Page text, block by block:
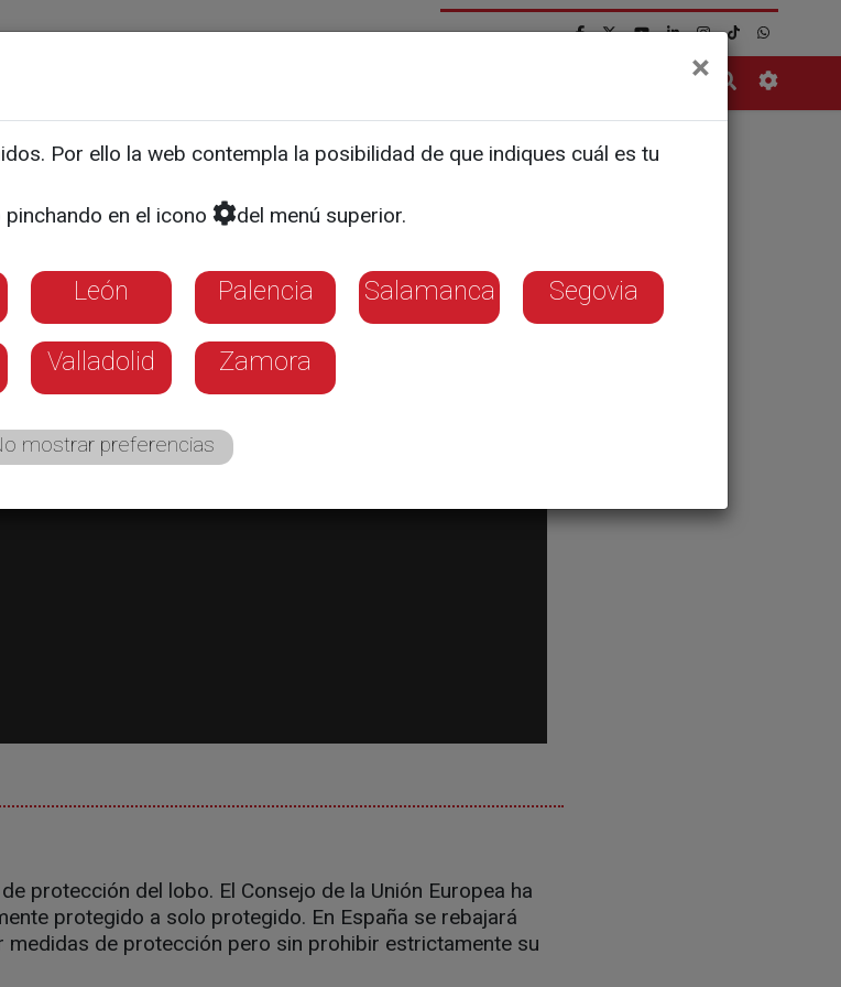
protegido
protección del lobo. El Consejo de la Unión Europea ha
protegido a solo protegido. En España se rebajará
de protección pero sin prohibir estrictamente su
×
Por ello la web contempla la posibilidad de que indiques cuál es tu
en el icono
del menú superior.
León Palencia Salamanca Segovia
Valladolid Zamora
mostrar preferencias